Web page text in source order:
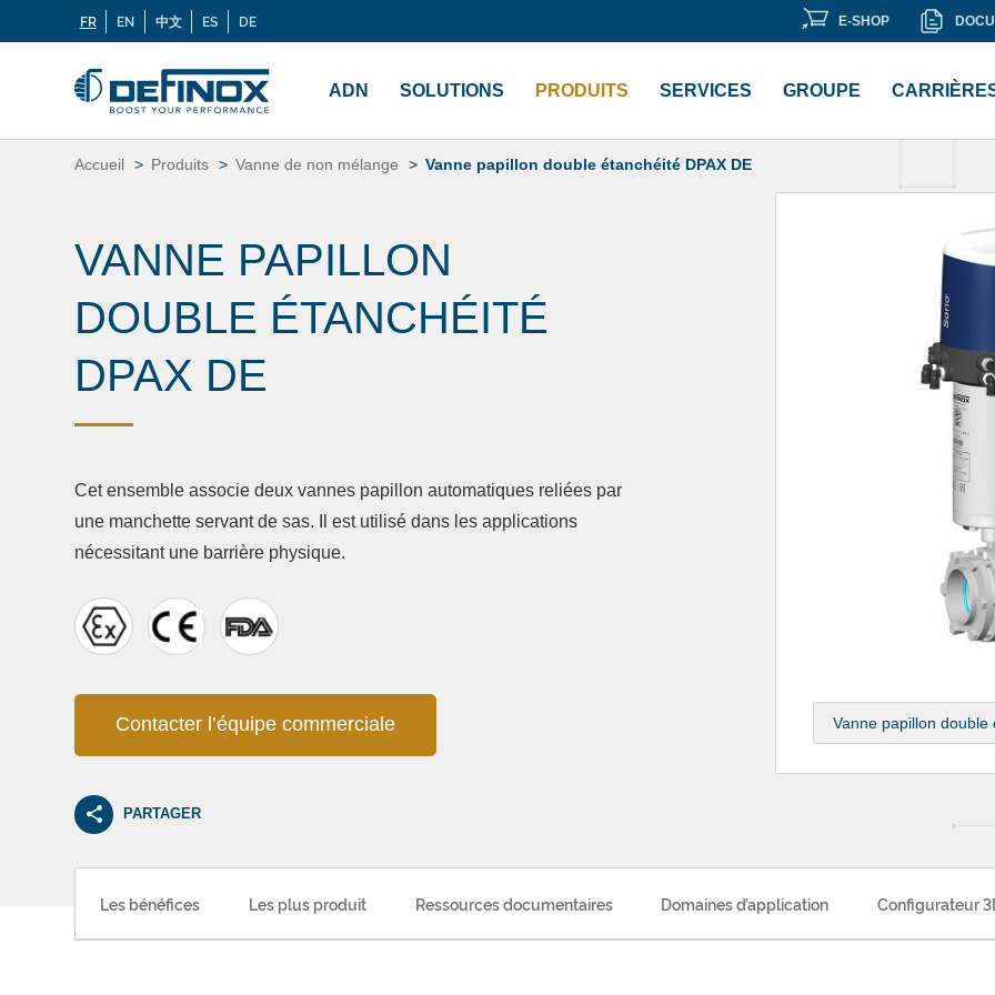
Langues
FR EN 中文 ES DE E-SHOP
E-
Aller
au
contenu
principal
ADN SOLUTIONS PRODUITS SERVICES GROUPE
Si vous recherchez une documentation, cliquez sur «Bibliothèque de documents« .
Accueil Produits Vanne de non mélange Vanne papillon double étanchéité DPAX DE
VANNE PAPILLON
DOUBLE ÉTANCHÉITÉ
DPAX DE
Cet ensemble associe deux vannes papillon automatiques reliées par
une manchette servant de sas. Il est utilisé dans les applications
nécessitant une barrière physique.
Contacter l’équipe commerciale
PARTAGER
Les bénéfices Les plus produit Ressources documentaires Domaines d’application Configurateur